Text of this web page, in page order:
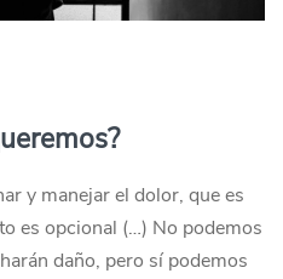
y manejar el dolor, que es
es opcional (…) No podemos
daño, pero sí podemos